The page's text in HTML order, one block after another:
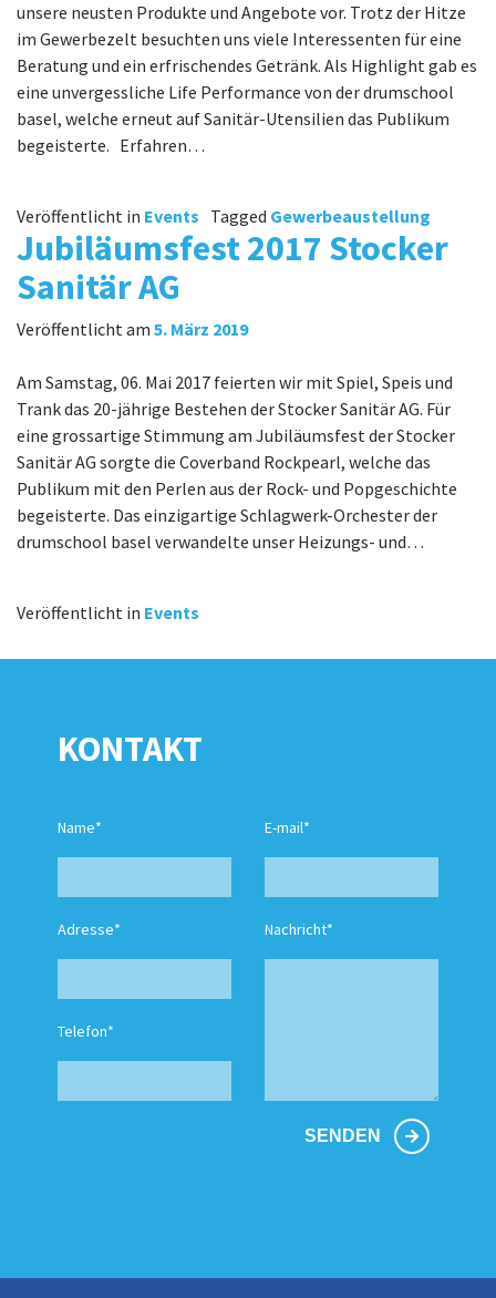
unsere neusten Produkte und Angebote vor. Trotz der Hitze
im Gewerbezelt besuchten uns viele Interessenten für eine
Beratung und ein erfrischendes Getränk. Als Highlight gab es
eine unvergessliche Life Performance von der drumschool
basel, welche erneut auf Sanitär-Utensilien das Publikum
begeisterte. Erfahren…
Veröffentlicht in Events Tagged Gewerbeaustellung
Jubiläumsfest 2017 Stocker
Sanitär AG
Veröffentlicht am 5. März 2019
Am Samstag, 06. Mai 2017 feierten wir mit Spiel, Speis und
Trank das 20-jährige Bestehen der Stocker Sanitär AG. Für
eine grossartige Stimmung am Jubiläumsfest der Stocker
Sanitär AG sorgte die Coverband Rockpearl, welche das
Publikum mit den Perlen aus der Rock- und Popgeschichte
begeisterte. Das einzigartige Schlagwerk-Orchester der
drumschool basel verwandelte unser Heizungs- und…
Veröffentlicht in Events
KONTAKT
Name*
Adresse*
Telefon*
E-mail*
Nachricht*
SENDEN